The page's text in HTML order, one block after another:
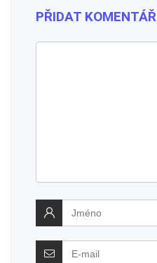
PŘIDAT KOMENTÁŘ